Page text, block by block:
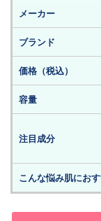
メーカー
ブランド
価格（税込）
容量
注目成分
こんな悩み肌にお